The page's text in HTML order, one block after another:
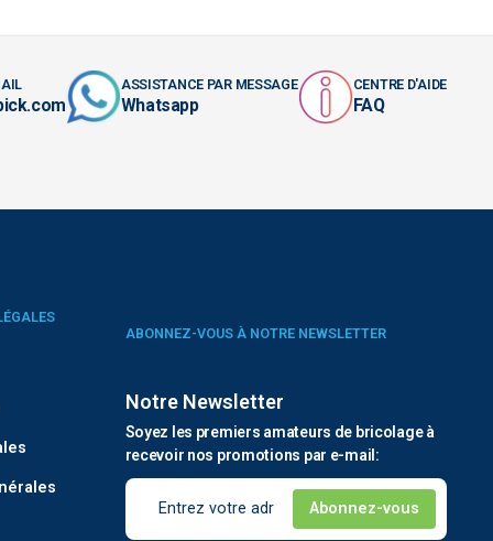
ASSISTANCE PAR MESSAGE
Whatsapp
CENTRE D'AIDE
FAQ
ABONNEZ-VOUS À NOTRE NEWSLETTER
Notre Newsletter
Soyez les premiers amateurs de bricolage à
recevoir nos promotions par e-mail: